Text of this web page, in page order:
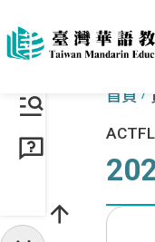
跳到主要內容區塊
首頁
ACTFL